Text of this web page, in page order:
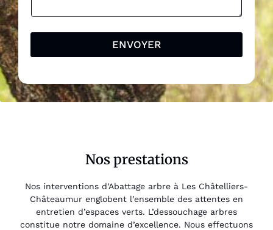
ENVOYER
Nos prestations
Nos interventions d’Abattage arbre à Les Châtelliers-
Châteaumur englobent l’ensemble des attentes en
entretien d’espaces verts. L’dessouchage arbres
constitue notre domaine d’excellence. Nous effectuons